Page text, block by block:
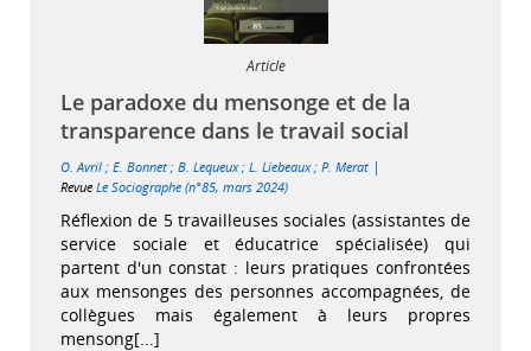
Article
Le paradoxe du mensonge et de la
transparence dans le travail social
O. Avril ; E. Bonnet ; B. Lequeux; L. Liebeaux; P. Merat |
Revue Le Sociographe (n°85, mars 2024)
Réflexion de 5 travailleuses sociales (assistantes de
service sociale et éducatrice spécialisée) qui
partent d'un constat : leurs pratiques confrontées
aux mensonges des personnes accompagnées, de
collègues mais également à leurs propres
mensong[...]